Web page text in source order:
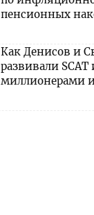
пенсионных
Как Денисов и
развивали SCAT
миллионерами